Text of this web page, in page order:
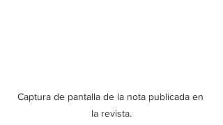
Captura de pantalla de la nota publicada en
la revista.